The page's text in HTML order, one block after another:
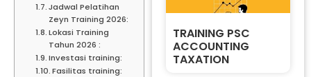
Jadwal Pelatihan
Zeyn Training 2026:
Lokasi Training
Tahun 2026 :
Investasi training:
Fasilitas training:
TRAINING PSC
ACCOUNTING
TAXATION